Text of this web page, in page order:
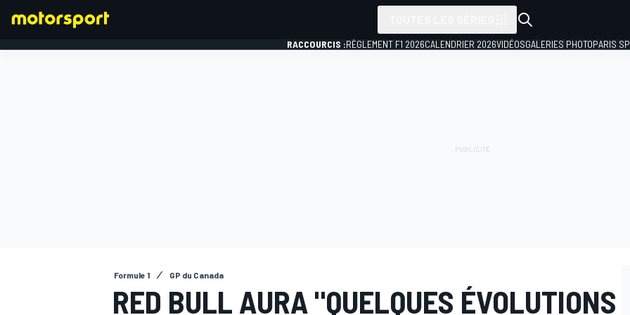
RACCOURCIS :RÈGLEMENT F1 2026CALENDRIER 2026VIDÉOSGALERIES PHOTOPARIS
Formule 1 GP du Canada
RED BULL AURA "QUELQUES ÉVOLUTIONS